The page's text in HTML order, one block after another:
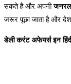
सकते है और अपनी
जरूर पूछा जाता है और देश
डेली करंट अफेयर्स इन